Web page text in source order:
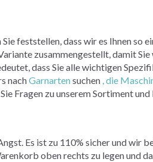
feststellen, dass wir es Ihnen
zusammengestellt, damit
dass Sie alle wichtigen
nachGarnartensuchen , die
Fragen zu unserem Sortiment
Es ist zu 110% sicher und
oben rechts zu legen und